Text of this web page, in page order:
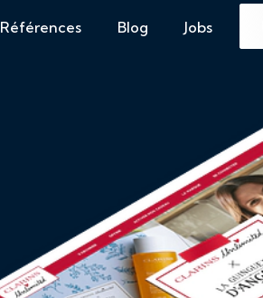
Références Blog Jobs